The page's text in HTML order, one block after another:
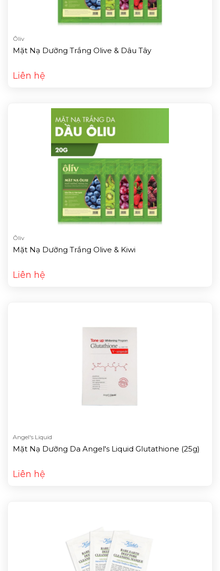
Ôliv
Mặt Nạ Dưỡng Trắng Olive & Dâu Tây
Liên hệ
Ôliv
Mặt Nạ Dưỡng Trắng Olive & Kiwi
Liên hệ
Angel's Liquid
Mặt Nạ Dưỡng Da Angel's Liquid Glutathione (25g)
Liên hệ